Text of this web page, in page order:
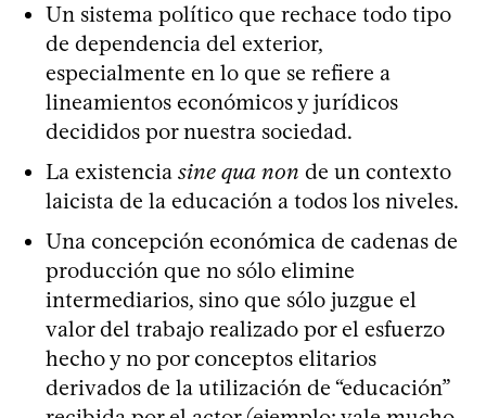
Un sistema político que rechace todo tipo
de dependencia del exterior,
especialmente en lo que se refiere a
lineamientos económicos y jurídicos
decididos por nuestra sociedad.
La existencia sine qua non de un contexto
laicista de la educación a todos los niveles.
Una concepción económica de cadenas de
producción que no sólo elimine
intermediarios, sino que sólo juzgue el
valor del trabajo realizado por el esfuerzo
hecho y no por conceptos elitarios
derivados de la utilización de “educación”